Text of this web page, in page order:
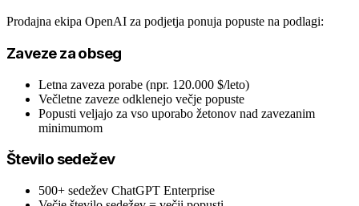
Prodajna ekipa OpenAI za podjetja ponuja popuste na podlagi:
Zaveze za obseg
Letna zaveza porabe (npr. 120.000 $/leto)
Večletne zaveze odklenejo večje popuste
Popusti veljajo za vso uporabo žetonov nad zavezanim
minimumom
Število sedežev
500+ sedežev ChatGPT Enterprise